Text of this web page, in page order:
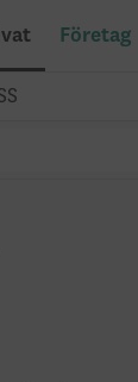
Företag